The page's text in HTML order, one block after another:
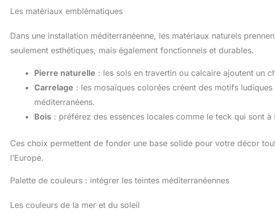
Les matériaux emblématiques
Dans une installation méditerranéenne, les matériaux naturels
seulement esthétiques, mais également fonctionnels et durables.
Pierre naturelle : les sols en travertin ou calcaire ajoutent un
Carrelage : les mosaïques colorées créent des motifs
méditerranéens.
Bois : préférez des essences locales comme le teck qui sont
Ces choix permettent de fonder une base solide pour votre décor
l’Europe.
Palette de couleurs : intégrer les teintes méditerranéennes
Les couleurs de la mer et du soleil